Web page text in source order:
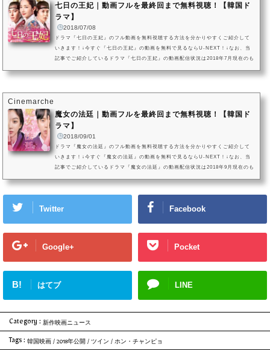
七日の王妃｜動画フルを最終回まで無料視聴！【韓国ド
ラマ】
2018/07/08
ドラマ『七日の王妃』のフル動画を無料視聴する方法を分かりやすくご紹介して
いきます！↓今すぐ『七日の王妃』の動画を無料で見るならU-NEXT！↓なお、当
記事でご紹介しているドラマ『七日の王妃』の動画配信状況は2018年7月現在のも
Cinemarche
魔女の法廷｜動画フルを最終回まで無料視聴！【韓国ド
ラマ】
2018/09/01
ドラマ『魔女の法廷』のフル動画を無料視聴する方法を分かりやすくご紹介して
いきます！↓今すぐ『魔女の法廷』の動画を無料で見るならU-NEXT！↓なお、当
記事でご紹介しているドラマ『魔女の法廷』の動画配信状況は2018年9月現在のも
d by KBS Media Ltd. ©2017 KBS. All rights reserved先に結論をお伝えす...
Twitter Facebook
Google+ Pocket
B! はてブ LINE
Category : 新作映画ニュース
Tags : 韓国映画 / 2018年公開 / ツイン / ホン・チャンピョ